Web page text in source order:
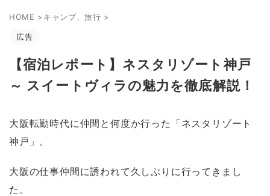
HOME >キャンプ、旅行 >
広告
【宿泊レポート】ネスタリゾート神戸
～ スイートヴィラの魅力を徹底解説！
大阪転勤時代に仲間と何度か行った「ネスタリゾート
神戸」。
大阪の仕事仲間に誘われて久しぶりに行ってきまし
た。